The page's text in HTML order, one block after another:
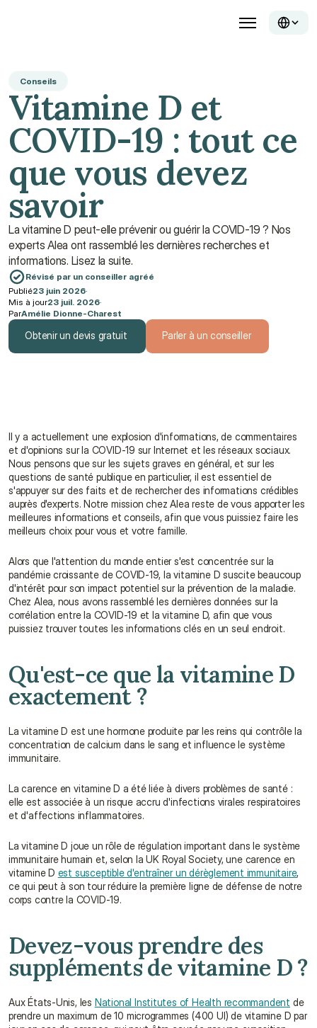
Conseils
Vitamine D et
COVID-19 : tout ce
que vous devez
savoir
La vitamine D peut-elle prévenir ou guérir la COVID-19 ? Nos
experts Alea ont rassemblé les dernières recherches et
informations. Lisez la suite.
Révisé par un conseiller agréé
Publié23 juin 2026·
Mis à jour23 juil. 2026·
ParAmélie Dionne-Charest
Obtenir un devis gratuit Parler à un conseiller
Il y a actuellement une explosion d'informations, de commentaires
et d'opinions sur la COVID-19 sur Internet et les réseaux sociaux.
Nous pensons que sur les sujets graves en général, et sur les
questions de santé publique en particulier, il est essentiel de
s'appuyer sur des faits et de rechercher des informations crédibles
auprès d'experts. Notre mission chez Alea reste de vous apporter les
meilleures informations et conseils, afin que vous puissiez faire les
meilleurs choix pour vous et votre famille.
Alors que l'attention du monde entier s'est concentrée sur la
pandémie croissante de COVID-19, la vitamine D suscite beaucoup
d'intérêt pour son impact potentiel sur la prévention de la maladie.
Chez Alea, nous avons rassemblé les dernières données sur la
corrélation entre la COVID-19 et la vitamine D, afin que vous
puissiez trouver toutes les informations clés en un seul endroit.
Qu'est-ce que la vitamine D
exactement ?
La vitamine D est une hormone produite par les reins qui contrôle la
concentration de calcium dans le sang et influence le système
immunitaire.
La carence en vitamine D a été liée à divers problèmes de santé :
elle est associée à un risque accru d'infections virales respiratoires
et d'affections inflammatoires.
La vitamine D joue un rôle de régulation important dans le système
immunitaire humain et, selon la UK Royal Society, une carence en
vitamine D est susceptible d'entraîner un dérèglement immunitaire,
ce qui peut à son tour réduire la première ligne de défense de notre
corps contre la COVID-19.
Devez-vous prendre des
suppléments de vitamine D ?
Aux États-Unis, les National Institutes of Health recommandent de
prendre un maximum de 10 microgrammes (400 UI) de vitamine D par